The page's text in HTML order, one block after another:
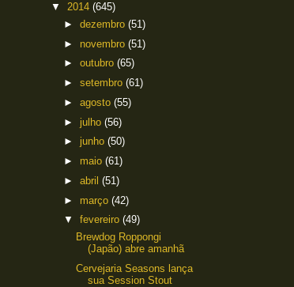
▼ 2014 (645)
► dezembro (51)
► novembro (51)
► outubro (65)
► setembro (61)
► agosto (55)
► julho (56)
► junho (50)
► maio (61)
► abril (51)
► março (42)
▼ fevereiro (49)
Brewdog Roppongi
(Japão) abre amanhã
Cervejaria Seasons lança
sua Session Stout